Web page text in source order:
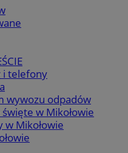
i telefony
wywozu odpadów
w Mikołowie
w Mikołowie